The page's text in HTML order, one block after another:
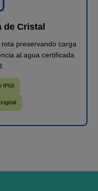
de Cristal
preservando carga
al agua certificada
IP68